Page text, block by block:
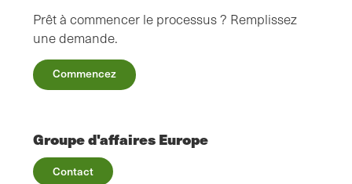
Prêt à commencer le processus ? Remplissez
une demande.
Commencez
Groupe d'affaires Europe
Contact